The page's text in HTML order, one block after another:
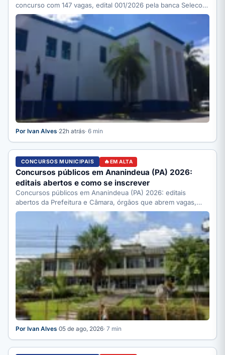
concurso com 147 vagas, edital 001/2026 pela banca Selecon.
…
Por Ivan Alves·22h atrás· 6 min
CONCURSOS MUNICIPAIS EM ALTA
Concursos públicos em Ananindeua (PA) 2026:
editais abertos e como se inscrever
Concursos públicos em Ananindeua (PA) 2026: editais
abertos da Prefeitura e Câmara, órgãos que abrem vagas,
como se…
Por Ivan Alves·05 de ago, 2026· 7 min